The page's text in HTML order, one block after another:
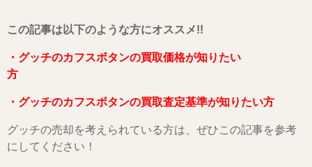
こ の記事は以下のような方にオススメ!!
・グッチのカフスボタンの買取価格が知りたい
方
・グッチのカフスボタンの買取査定基準が知りたい方
グッチの売却を考えられている方は、ぜひこの記事を参考
にしてください！